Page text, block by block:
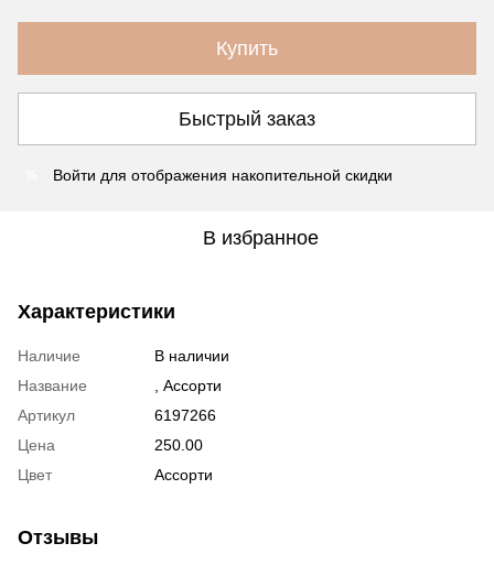
Купить
Быстрый заказ
Войти для отображения накопительной скидки
В избранное
Характеристики
Наличие
В наличии
Название
, Ассорти
Артикул
6197266
Цена
250.00
Цвет
Ассорти
Отзывы